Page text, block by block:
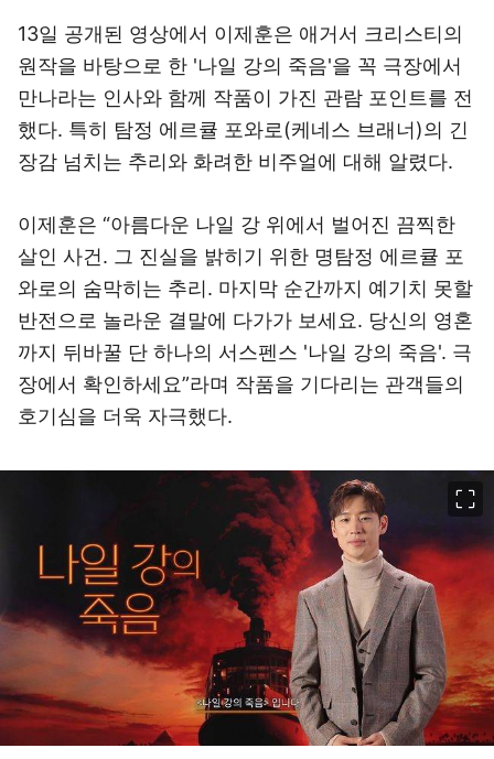
13일 공개된 영상에서 이제훈은 애거서 크리스티의
원작을 바탕으로 한 '나일 강의 죽음'을 꼭 극장에서
만나라는 인사와 함께 작품이 가진 관람 포인트를 전
했다. 특히 탐정 에르큘 포와로(케네스 브래너)의 긴
장감 넘치는 추리와 화려한 비주얼에 대해 알렸다.
이제훈은 “아름다운 나일 강 위에서 벌어진 끔찍한
살인 사건. 그 진실을 밝히기 위한 명탐정 에르큘 포
와로의 숨막히는 추리. 마지막 순간까지 예기치 못할
반전으로 놀라운 결말에 다가가 보세요. 당신의 영혼
까지 뒤바꿀 단 하나의 서스펜스 '나일 강의 죽음'. 극
장에서 확인하세요”라며 작품을 기다리는 관객들의
호기심을 더욱 자극했다.